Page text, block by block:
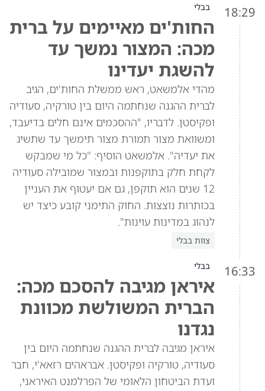
18:29 בבלי
החות'ים מאיימים על ברית
מכה: המצור נמשך עד
להשגת יעדינו
מהדי אלמשאט, ראש ממשלת החות'ים, הגיב
לברית ההגנה שנחתמה היום בין טורקיה, סעודיה
ופקיסטן. לדבריו, "ההסכמים אינם חלים בדיעבד,
ומשוואת מצור תמורת מצור תימשך עד שתשיג
את יעדיה". אלמשאט הוסיף: "כל מי שמבקש
לקחת חלק בתוקפנות ובמצור שמובילה סעודיה
12 שנים הוא תוקפן, גם אם יעטוף את העניין
בכותרות נוצצות. החוק התימני קובע כיצד יש
לנהוג במדינות עוינות".
צוות בבלי
16:33 בבלי
איראן מגיבה להסכם מכה:
הברית המשולשת מכוונת
נגדנו
איראן מגיבה לברית ההגנה שנחתמה היום בין
סעודיה, טורקיה ופקיסטן. אבראהים רזאא'י, חבר
ועדת הביטחון הלאומי של הפרלמנט האיראני,